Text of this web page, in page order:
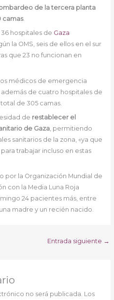
de la tercera planta
camas.
36 hospitales de Gaza
la OMS, seis de ellos en el sur
que 23 no funcionan en
médicos de emergencia
de cuatro hospitales de
de 305 camas.
de restablecer el
de Gaza, permitiendo
sanitarios de la zona, «ya que
trabajar incluso en estas
por la Organización Mundial de
con la Media Luna Roja
24 pacientes más, entre
madre y un recién nacido.
Entrada siguiente →
no será publicada. Los